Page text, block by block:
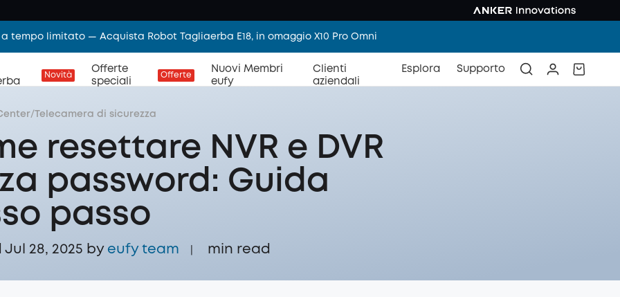
a tempo limitato — Acquista Robot Tagliaerba E18, in omaggio X10 Pro Omni
Novità
Offerte
speciali
Offerte
Nuovi Membri
eufy
Clienti
aziendali
Esplora Supporto
/Telecamera di sicurezza
resettare NVR e DVR
password: Guida
passo
28, 2025 by eufy team min read